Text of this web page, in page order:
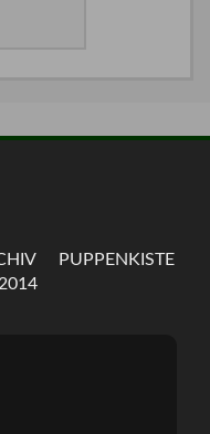
PUPPENKISTE